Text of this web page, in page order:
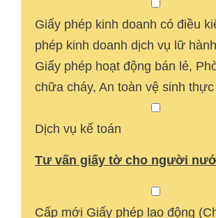
Giấy phép kinh doanh có điều
phép kinh doanh dịch vụ lữ
Giấy phép hoạt động bán lẻ,
chữa cháy, An toàn vệ sinh
Dịch vụ kế toán
Tư vấn giấy tờ cho người
Cấp mới Giấy phép lao động